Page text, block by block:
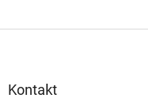
Kontakt